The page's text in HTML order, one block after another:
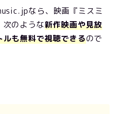
なら、映画『ミスミ
次のような新作映画や見放
も無料で視聴できるので